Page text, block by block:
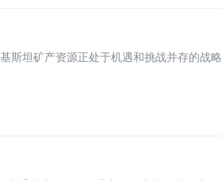
斯坦矿产资源正处于机遇和挑战并存的战略